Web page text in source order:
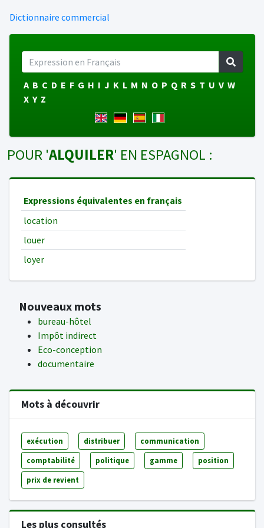
Dictionnaire commercial
A B C D E F G H I J K L M N O P Q R S T U V W
X Y Z
POUR 'ALQUILER' EN ESPAGNOL :
Expressions équivalentes en français
location
louer
loyer
Nouveaux mots
bureau-hôtel
Impôt indirect
Eco-conception
documentaire
Mots à découvrir
exécution distribuer communication
comptabilité politique gamme position
prix de revient
Les plus consultés